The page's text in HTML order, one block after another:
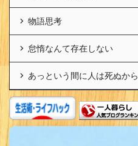
物語思考
怠惰なんて存在しない
あっという間に人は死ぬから